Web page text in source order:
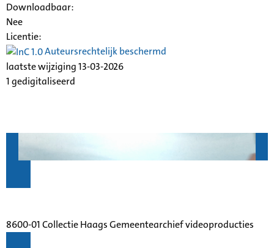
Downloadbaar:
Nee
Licentie:
Auteursrechtelijk beschermd
laatste wijziging 13-03-2026
1 gedigitaliseerd
8600-01 Collectie Haags Gemeentearchief videoproducties